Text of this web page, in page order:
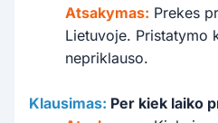
Atsakymas: Prekes
Lietuvoje. Pristatymo
nepriklauso.
Klausimas: Per kiek laiko